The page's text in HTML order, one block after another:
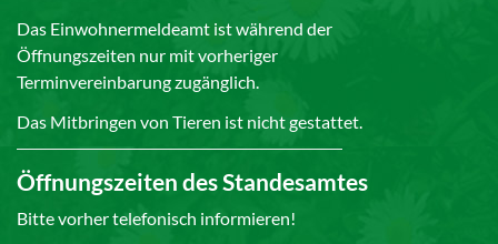
Das Einwohnermeldeamt ist während der
Öffnungszeiten nur mit vorheriger
Terminvereinbarung zugänglich.
Das Mitbringen von Tieren ist nicht gestattet.
Öffnungszeiten des Standesamtes
Bitte vorher telefonisch informieren!